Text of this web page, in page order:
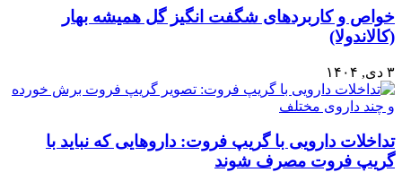
خواص و کاربردهای شگفت انگیز گل همیشه بهار
(کالاندولا)
۳ دی, ۱۴۰۴
تداخلات دارویی با گریپ فروت: داروهایی که نباید با
گریپ فروت مصرف شوند